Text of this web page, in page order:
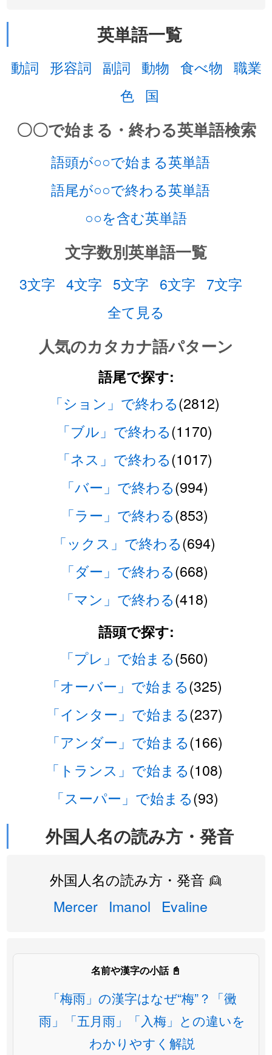
英単語一覧
動詞 形容詞 副詞 動物 食べ物 職業
色 国
〇〇で始まる・終わる英単語検索
語頭が○○で始まる英単語
語尾が○○で終わる英単語
○○を含む英単語
文字数別英単語一覧
3文字 4文字 5文字 6文字 7文字
全て見る
人気のカタカナ語パターン
語尾で探す:
「ション」で終わる(2812)
「ブル」で終わる(1170)
「ネス」で終わる(1017)
「バー」で終わる(994)
「ラー」で終わる(853)
「ックス」で終わる(694)
「ダー」で終わる(668)
「マン」で終わる(418)
語頭で探す:
「プレ」で始まる(560)
「オーバー」で始まる(325)
「インター」で始まる(237)
「アンダー」で始まる(166)
「トランス」で始まる(108)
「スーパー」で始まる(93)
外国人名の読み方・発音
外国人名の読み方・発音 👱
Mercer Imanol Evaline
名前や漢字の小話 📓
「梅雨」の漢字はなぜ“梅”？「黴
雨」「五月雨」「入梅」との違いを
わかりやすく解説